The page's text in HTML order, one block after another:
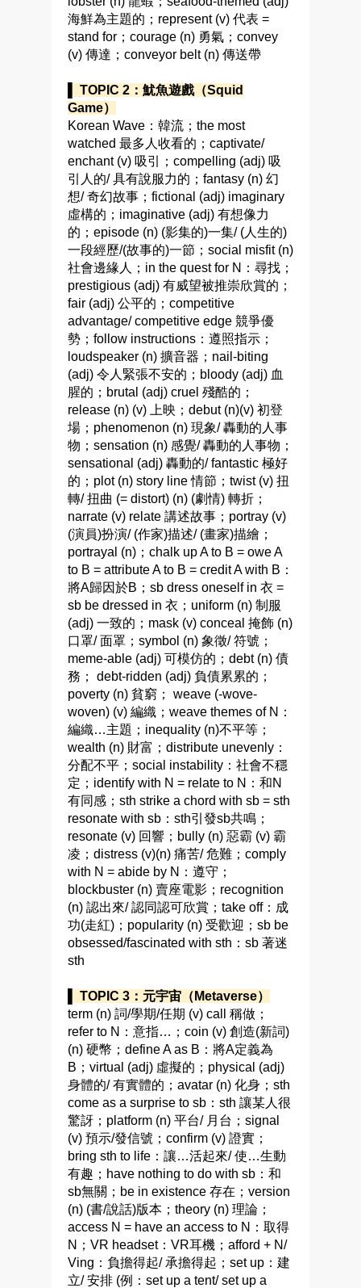
海鮮為主題的；represent (v) 代表 =
stand for；courage (n) 勇氣；convey
(v) 傳達；conveyor belt (n) 傳送帶
▌ TOPIC 2：魷魚遊戲（Squid
Game）
Korean Wave：韓流；the most
watched 最多人收看的；captivate/
enchant (v) 吸引；compelling (adj) 吸
引人的/ 具有說服力的；fantasy (n) 幻
想/ 奇幻故事；fictional (adj) imaginary
虛構的；imaginative (adj) 有想像力
的；episode (n) (影集的)一集/ (人生的)
一段經歷/(故事的)一節；social misfit (n)
社會邊緣人；in the quest for N：尋找；
prestigious (adj) 有威望被推崇欣賞的；
fair (adj) 公平的；competitive
advantage/ competitive edge 競爭優
勢；follow instructions：遵照指示；
loudspeaker (n) 擴音器；nail-biting
(adj) 令人緊張不安的；bloody (adj) 血
腥的；brutal (adj) cruel 殘酷的；
release (n) (v) 上映；debut (n)(v) 初登
場；phenomenon (n) 現象/ 轟動的人事
物；sensation (n) 感覺/ 轟動的人事物；
sensational (adj) 轟動的/ fantastic 極好
的；plot (n) story line 情節；twist (v) 扭
轉/ 扭曲 (= distort) (n) (劇情) 轉折；
narrate (v) relate 講述故事；portray (v)
(演員)扮演/ (作家)描述/ (畫家)描繪；
portrayal (n)；chalk up A to B = owe A
to B = attribute A to B = credit A with B：
將A歸因於B；sb dress oneself in 衣 =
sb be dressed in 衣；uniform (n) 制服
(adj) 一致的；mask (v) conceal 掩飾 (n)
口罩/ 面罩；symbol (n) 象徵/ 符號；
meme-able (adj) 可模仿的；debt (n) 債
務； debt-ridden (adj) 負債累累的；
poverty (n) 貧窮； weave (-wove-
woven) (v) 編織；weave themes of N：
編織…主題；inequality (n)不平等；
wealth (n) 財富；distribute unevenly：
分配不平；social instability：社會不穩
定；identify with N = relate to N：和N
有同感；sth strike a chord with sb = sth
resonate with sb：sth引發sb共鳴；
resonate (v) 回響；bully (n) 惡霸 (v) 霸
凌；distress (v)(n) 痛苦/ 危難；comply
with N = abide by N：遵守；
blockbuster (n) 賣座電影；recognition
(n) 認出來/ 認同認可欣賞；take off：成
功(走紅)；popularity (n) 受歡迎；sb be
obsessed/fascinated with sth：sb 著迷
sth
▌ TOPIC 3：元宇宙（Metaverse）
term (n) 詞/學期/任期 (v) call 稱做；
refer to N：意指…；coin (v) 創造(新詞)
(n) 硬幣；define A as B：將A定義為
B；virtual (adj) 虛擬的；physical (adj)
身體的/ 有實體的；avatar (n) 化身；sth
come as a surprise to sb：sth 讓某人很
驚訝；platform (n) 平台/ 月台；signal
(v) 預示/發信號；confirm (v) 證實；
bring sth to life：讓…活起來/ 使…生動
有趣；have nothing to do with sb：和
sb無關；be in existence 存在；version
(n) (書/說話)版本；theory (n) 理論；
access N = have an access to N：取得
N；VR headset：VR耳機；afford + N/
Ving：負擔得起/ 承擔得起；set up：建
立/ 安排 (例：set up a tent/ set up a